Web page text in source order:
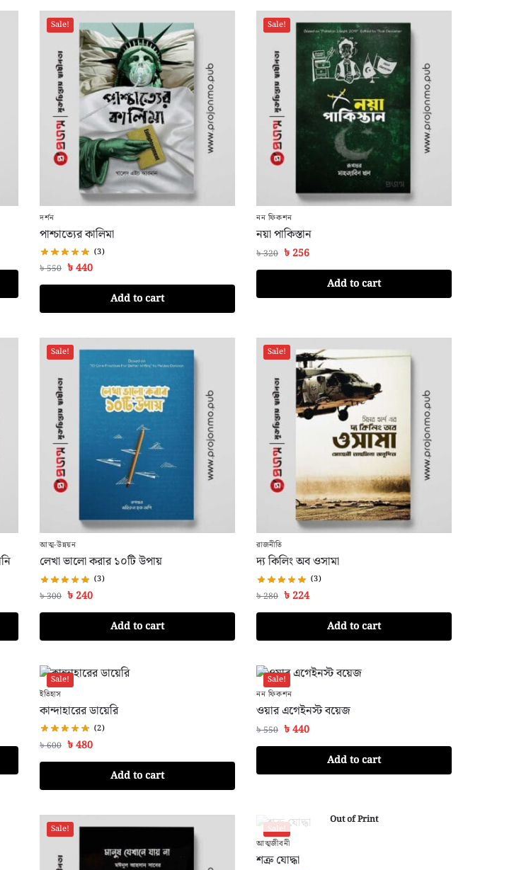
Sale!
দর্শন
পাশ্চাত্যের কালিমা
(3)
৳550 ৳440
Add to cart
Sale!
নন ফিকশন
নয়া পাকিস্তান
৳320 ৳256
Add to cart
Sale!
আত্ম-উন্নয়ন
লেখা ভালো করার ১০টি উপায়
(3)
৳300 ৳240
Add to cart
Sale!
রাজনীতি
দ্য কিলিং অব ওসামা
(3)
৳280 ৳224
Add to cart
Sale!
ইতিহাস
কান্দাহারের ডায়েরি
(2)
৳600 ৳480
Add to cart
Sale!
নন ফিকশন
ওয়ার এগেইনস্ট বয়েজ
৳550 ৳440
Add to cart
Sale! Sale!
Out of Print
আত্মজীবনী
শত্রু যোদ্ধা